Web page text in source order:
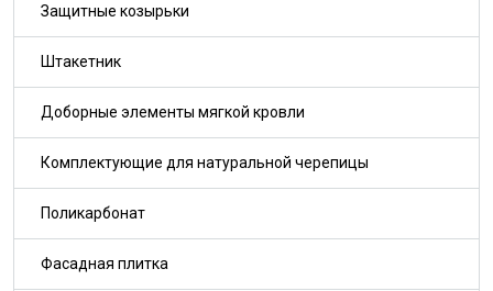
Защитные козырьки
Штакетник
Доборные элементы мягкой кровли
Комплектующие для натуральной черепицы
Поликарбонат
Фасадная плитка